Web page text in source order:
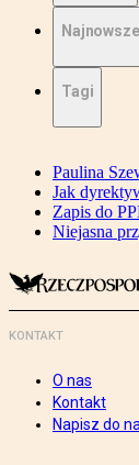
Najnowsze
Tagi
Paulina
Jak
Zapis do
Niejasna
KONTAKT
O nas
Kontakt
Napisz do